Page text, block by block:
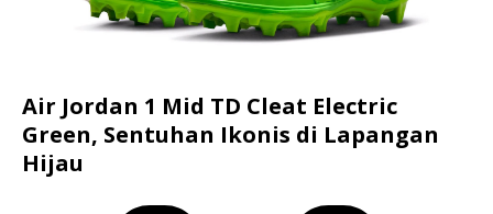
Air Jordan 1 Mid TD Cleat Electric
Green, Sentuhan Ikonis di Lapangan
Hijau